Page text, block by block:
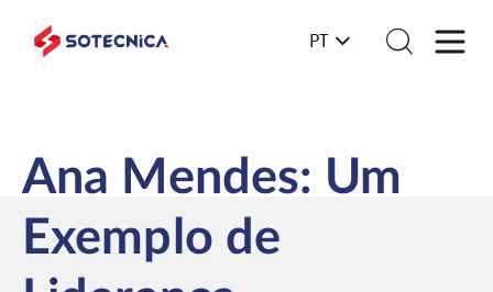
PT
Ana Mendes: Um
Exemplo de